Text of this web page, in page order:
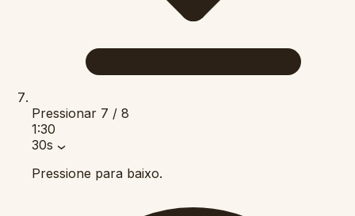
Pressionar 7 / 8
1:30
30s
Pressione para baixo.